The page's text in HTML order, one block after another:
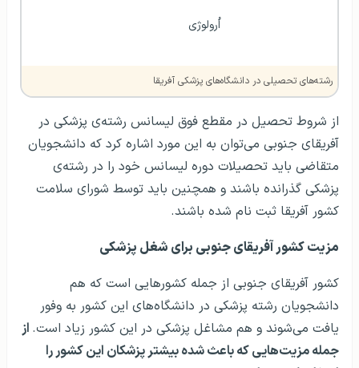
اُرولوژی
رشته‌های تحصیلی در دانشگاه‌های پزشکی آفریقا
از شروط تحصیل در مقطع فوق لیسانس رشته‌ی پزشکی در
آفریقای جنوبی می‌توان به این مورد اشاره کرد که دانشجویان
متقاضی باید تحصیلات دوره لیسانس خود را در رشته‌ی
پزشکی گذرانده باشند و همچنین باید توسط شورای سلامت
کشور آفریقا ثبت نام شده باشند.
مزیت کشور آفریقای جنوبی برای شغل پزشکی
کشور آفریقای جنوبی از جمله کشورهایی است که هم
دانشجویان رشته پزشکی در دانشگاه‌های این کشور به وفور
یافت می‌شوند و هم مشاغل پزشکی در این کشور زیاد است. از
جمله مزیت‌هایی که باعث شده بیشتر پزشکان این کشور را